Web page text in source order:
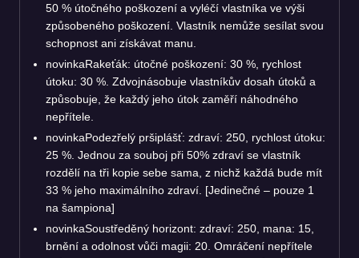
50 % útočného poškození a vyléčí vlastníka ve výši
způsobeného poškození. Vlastník nemůže sesílat svou
schopnost ani získávat manu.
novinkaRakeťák: útočné poškození: 30 %, rychlost
útoku: 30 %. Zdvojnásobuje vlastníkův dosah útoků a
způsobuje, že každý jeho útok zaměří náhodného
nepřítele.
novinkaPodezřelý pršiplášť: zdraví: 250, rychlost útoku:
25 %. Jednou za souboj při 50% zdraví se vlastník
rozdělí na tři kopie sebe sama, z nichž každá bude mít
33 % jeho maximálního zdraví. [Jedinečné – pouze 1
na šampiona]
novinkaSoustředěný horizont: zdraví: 250, mana: 15,
brnění a odolnost vůči magii: 20. Omráčení nepřítele